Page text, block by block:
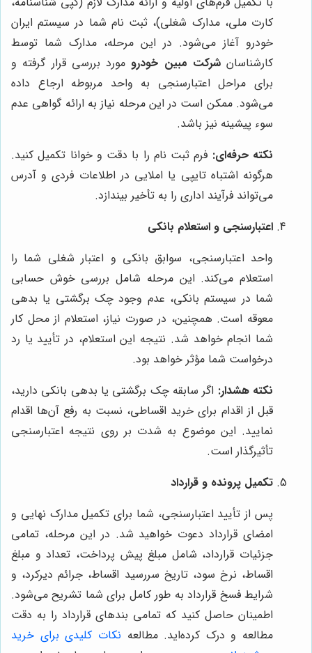
کارت ملی، مدارک شغلی)، ثبت نام شما در سیستم ایران
خودرو آغاز می‌شود. در این مرحله، مدارک شما توسط
کارشناسانشرکت مبین خودرو مورد بررسی قرار گرفته و
برای مراحل اعتبارسنجی به واحد مربوطه ارجاع داده
می‌شود. ممکن است در این مرحله نیاز به ارائه گواهی عدم
سوء پیشینه نیز باشد.
نکته حرفه‌ای: فرم ثبت نام را با دقت و خوانا تکمیل کنید.
هرگونه اشتباه تایپی یا املایی در اطلاعات فردی و آدرس
می‌تواند فرآیند اداری را به تأخیر بیندازد.
اعتبارسنجی و استعلام بانکی
واحد اعتبارسنجی، سوابق بانکی و اعتبار شغلی شما را
استعلام می‌کند. این مرحله شامل بررسی خوش حسابی
شما در سیستم بانکی، عدم وجود چک برگشتی یا بدهی
معوقه است. همچنین، در صورت نیاز، استعلام از محل کار
شما انجام خواهد شد. نتیجه این استعلام، در تأیید یا رد
درخواست شما مؤثر خواهد بود.
نکته هشدار: اگر سابقه چک برگشتی یا بدهی بانکی دارید،
قبل از اقدام برای خرید اقساطی، نسبت به رفع آن‌ها اقدام
نمایید. این موضوع به شدت بر روی نتیجه اعتبارسنجی
تأثیرگذار است.
تکمیل پرونده و قرارداد
پس از تأیید اعتبارسنجی، شما برای تکمیل مدارک نهایی و
امضای قرارداد دعوت خواهید شد. در این مرحله، تمامی
جزئیات قرارداد، شامل مبلغ پیش پرداخت، تعداد و مبلغ
اقساط، نرخ سود، تاریخ سررسید اقساط، جرائم دیرکرد، و
شرایط فسخ قرارداد به طور کامل برای شما تشریح می‌شود.
اطمینان حاصل کنید که تمامی بندهای قرارداد را به دقت
مطالعه و درک کرده‌اید. مطالعه نکات کلیدی برای خرید